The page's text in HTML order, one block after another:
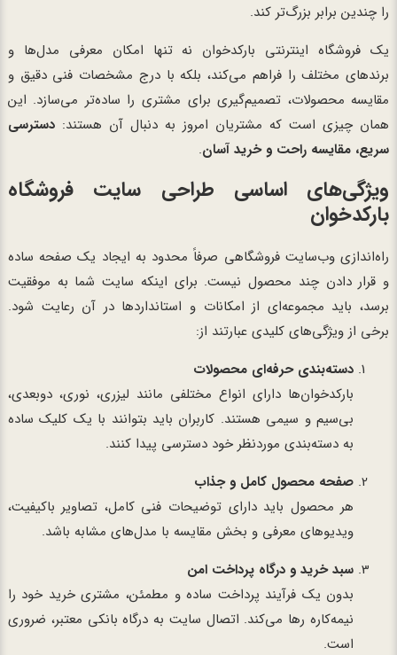
را چندین برابر بزرگ‌تر کند.
یک فروشگاه اینترنتی بارکدخوان نه تنها امکان معرفی مدل‌ها و
برندهای مختلف را فراهم می‌کند، بلکه با درج مشخصات فنی دقیق و
مقایسه محصولات، تصمیم‌گیری برای مشتری را ساده‌تر می‌سازد. این
همان چیزی است که مشتریان امروز به دنبال آن هستند:دسترسی
سریع، مقایسه راحت و خرید آسان.
ویژگی‌های اساسی طراحی سایت فروشگاه
بارکدخوان
راه‌اندازی وب‌سایت فروشگاهی صرفاً محدود به ایجاد یک صفحه ساده
و قرار دادن چند محصول نیست. برای اینکه سایت شما به موفقیت
برسد، باید مجموعه‌ای از امکانات و استانداردها در آن رعایت شود.
برخی از ویژگی‌های کلیدی عبارتند از:
دسته‌بندی حرفه‌ای محصولات
بارکدخوان‌ها دارای انواع مختلفی مانند لیزری، نوری، دوبعدی،
بی‌سیم و سیمی هستند. کاربران باید بتوانند با یک کلیک ساده
به دسته‌بندی موردنظر خود دسترسی پیدا کنند.
صفحه محصول کامل و جذاب
هر محصول باید دارای توضیحات فنی کامل، تصاویر باکیفیت،
ویدیوهای معرفی و بخش مقایسه با مدل‌های مشابه باشد.
سبد خرید و درگاه پرداخت امن
بدون یک فرآیند پرداخت ساده و مطمئن، مشتری خرید خود را
نیمه‌کاره رها می‌کند. اتصال سایت به درگاه بانکی معتبر، ضروری
است.